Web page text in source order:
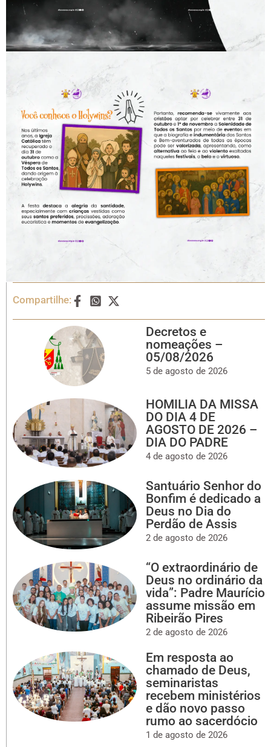
Compartilhe:
Decretos e
nomeações –
05/08/2026
5 de agosto de 2026
HOMILIA DA MISSA
DO DIA 4 DE
AGOSTO DE 2026 –
DIA DO PADRE
4 de agosto de 2026
Santuário Senhor do
Bonfim é dedicado a
Deus no Dia do
Perdão de Assis
2 de agosto de 2026
“O extraordinário de
Deus no ordinário da
vida”: Padre Maurício
assume missão em
Ribeirão Pires
2 de agosto de 2026
Em resposta ao
chamado de Deus,
seminaristas
recebem ministérios
e dão novo passo
rumo ao sacerdócio
1 de agosto de 2026